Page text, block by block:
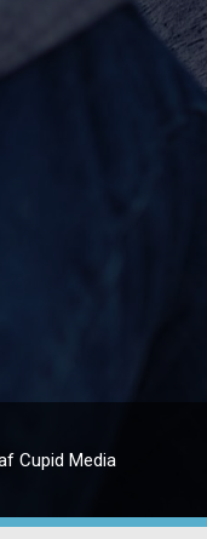
Cupid Media